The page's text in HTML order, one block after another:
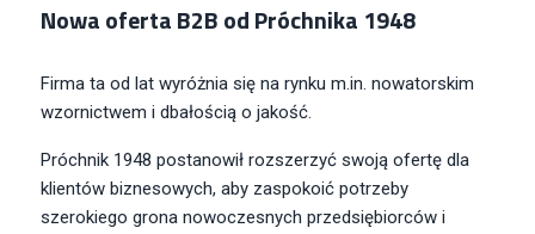
Nowa oferta B2B od Próchnika 1948
Firma ta od lat wyróżnia się na rynku m.in. nowatorskim
wzornictwem i dbałością o jakość.
Próchnik 1948 postanowił rozszerzyć swoją ofertę dla
klientów biznesowych, aby zaspokoić potrzeby
szerokiego grona nowoczesnych przedsiębiorców i